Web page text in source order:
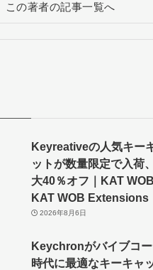
この著者の記事一覧へ
Keyreativeの人気キー
ットが数量限定で入荷
大40％オフ｜KAT
KAT WOB Extensions
2026年8月6日
Keychronがバイブコ
時代に最適なキーキャ